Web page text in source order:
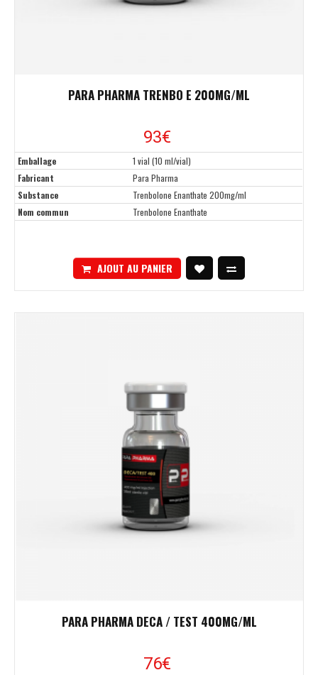
PARA PHARMA TRENBO E 200MG/ML
93€
Emballage
1 vial (10 ml/vial)
Fabricant
Para Pharma
Substance
Trenbolone Enanthate 200mg/ml
Nom commun
Trenbolone Enanthate
AJOUT AU PANIER
PARA PHARMA DECA / TEST 400MG/ML
76€